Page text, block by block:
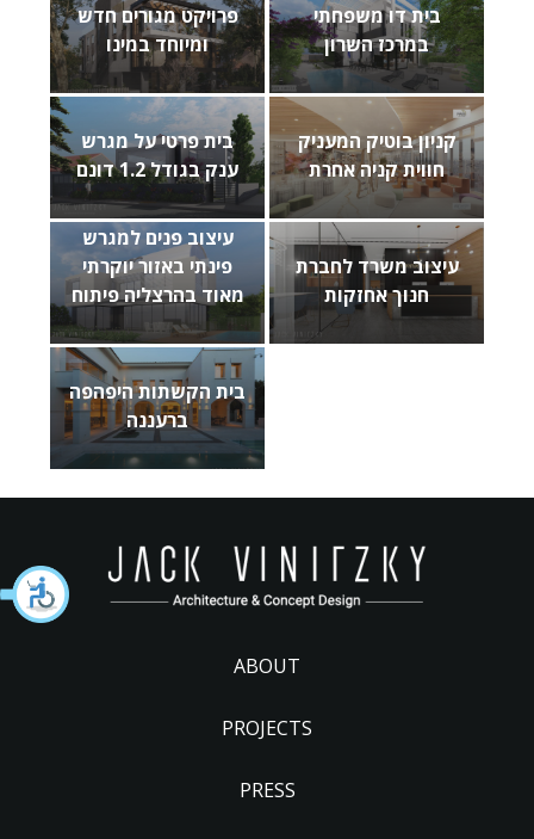
פרויקט מגורים חדש
ומיוחד במינו
בית דו משפחתי
במרכז השרון
בית פרטי על מגרש
ענק בגודל 1.2 דונם
קניון בוטיק המעניק
חווית קניה אחרת
עיצוב פנים למגרש
פינתי באזור יוקרתי
מאוד בהרצליה פיתוח
עיצוב משרד לחברת
חנוך אחזקות
בית הקשתות היפהפה
ברעננה
ABOUT
PROJECTS
PRESS